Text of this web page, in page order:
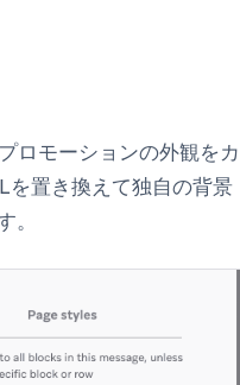
ロモーションの外観をカ
を置き換えて独自の背景
。